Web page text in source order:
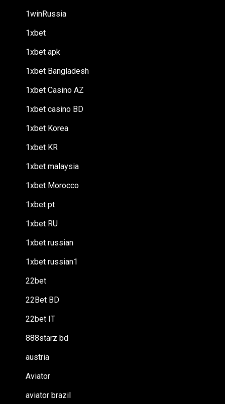
1winRussia
1xbet
1xbet apk
1xbet Bangladesh
1xbet Casino AZ
1xbet casino BD
1xbet Korea
1xbet KR
1xbet malaysia
1xbet Morocco
1xbet pt
1xbet RU
1xbet russian
1xbet russian1
22bet
22Bet BD
22bet IT
888starz bd
austria
Aviator
aviator brazil